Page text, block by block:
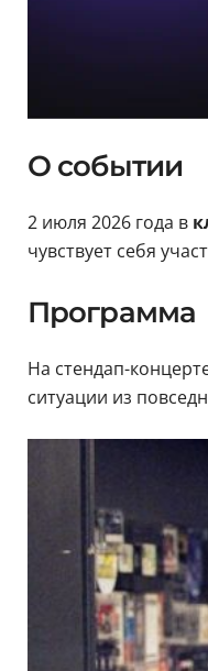
О событии
2 июля 2026 года в
чувствует себя
Программа
На стендап-
ситуации из